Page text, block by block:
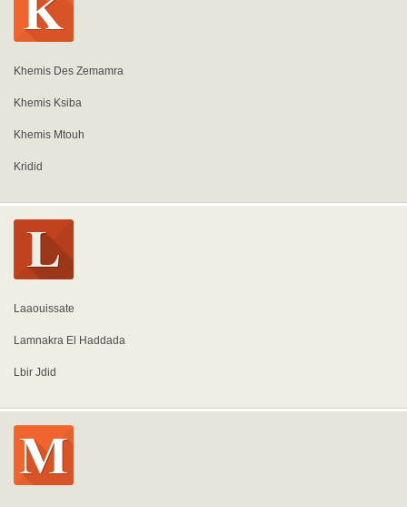
Khemis Des Zemamra
Khemis Ksiba
Khemis Mtouh
Kridid
Laaouissate
Lamnakra El Haddada
Lbir Jdid